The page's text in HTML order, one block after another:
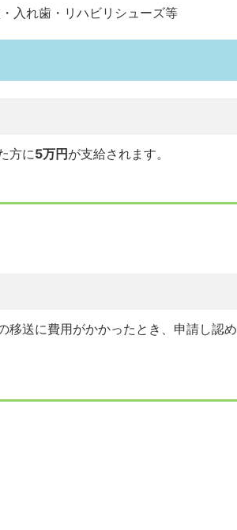
入れ歯・リハビリシューズ等
方に5万円が支給されます。
移送に費用がかかったとき、申請し認め